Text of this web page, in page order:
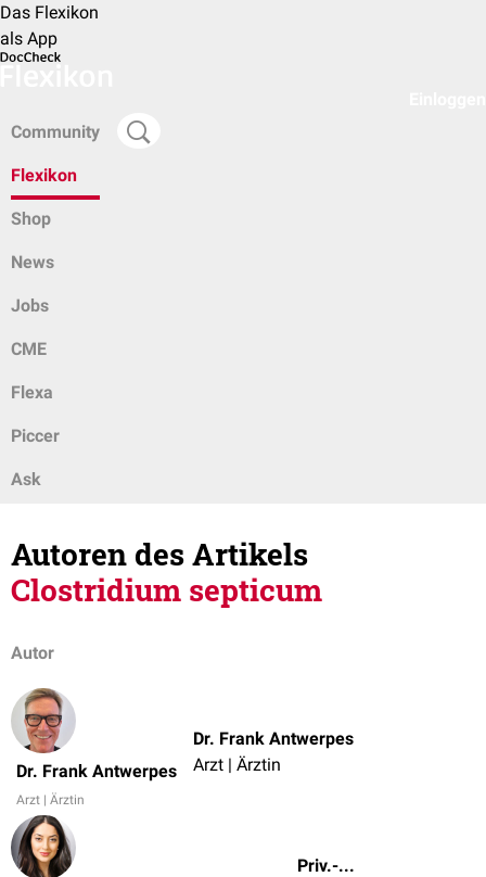
Das Flexikon
als App
Community
Flexikon
Shop
News
Jobs
CME
Flexa
Piccer
Ask
Autoren des Artikels
Clostridium septicum
Autor
Dr. Frank Antwerpes
Arzt | Ärztin
Dr. Frank Antwerpes
Arzt | Ärztin
Priv.-Doz. Dr. med. Naiba Nabieva